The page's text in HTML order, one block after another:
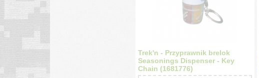
Trek'n - Przyprawnik brelok
Seasonings Dispenser - Key
Chain (1681776)